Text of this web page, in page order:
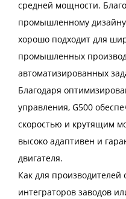
средней мощности.
промышленному
хорошо подходит для
промышленных
автоматизированных
Благодаря
управления, G500
скоростью и крутящим
высоко адаптивен и
двигателя.
Как для производителей
интеграторов заводов